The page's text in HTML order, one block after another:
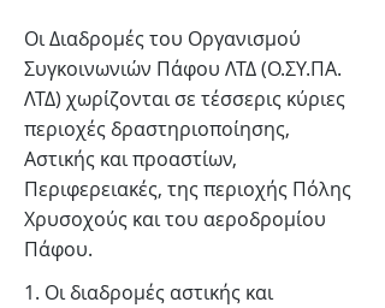
Οι Διαδρομές του Οργανισμού
Συγκοινωνιών Πάφου ΛΤΔ (Ο.ΣΥ.ΠΑ.
ΛΤΔ) χωρίζονται σε τέσσερις κύριες
περιοχές δραστηριοποίησης,
Αστικής και προαστίων,
Περιφερειακές, της περιοχής Πόλης
Χρυσοχούς και του αεροδρομίου
Πάφου.
1. Οι διαδρομές αστικής και